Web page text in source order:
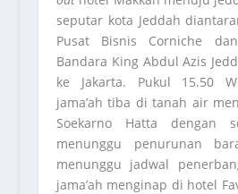
seputar kota Jeddah
Pusat Bisnis Corniche
Bandara King Abdul Azis
ke Jakarta. Pukul 15.50
jama’ah tiba di tanah air
Soekarno Hatta dengan
menunggu penurunan
menunggu jadwal
jama’ah menginap di hotel